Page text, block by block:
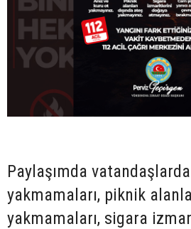
Paylaşımda
yakmamaları, piknik
yakmamaları, sigara